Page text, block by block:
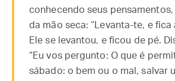
conhecendo seus
da mão seca: “Levanta-te, e fica
Ele se levantou, e ficou de pé.
“Eu vos pergunto: O que é
sábado: o bem ou o mal, salvar